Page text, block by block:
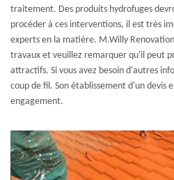
traitement. Des produits hydrofuges
procéder à ces interventions, il est très
experts en la matière. M.Willy
travaux et veuillez remarquer qu'il peut
attractifs. Si vous avez besoin d'autres
coup de fil. Son établissement d'un devis
engagement.